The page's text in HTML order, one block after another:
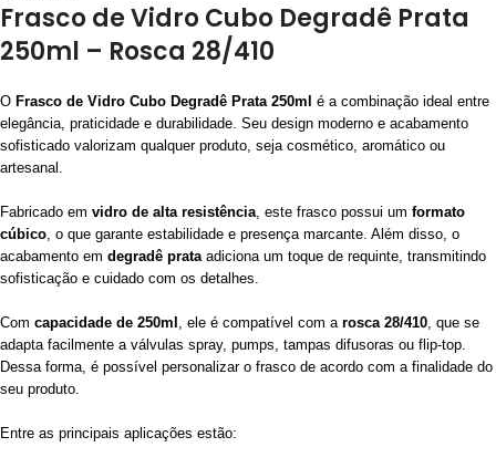
Frasco de Vidro Cubo Degradê Prata
250ml – Rosca 28/410
O Frasco de Vidro Cubo Degradê Prata 250ml é a combinação ideal entre
elegância, praticidade e durabilidade. Seu design moderno e acabamento
sofisticado valorizam qualquer produto, seja cosmético, aromático ou
artesanal.
Fabricado em vidro de alta resistência, este frasco possui um formato
cúbico, o que garante estabilidade e presença marcante. Além disso, o
acabamento em degradê prataadiciona um toque de requinte, transmitindo
sofisticação e cuidado com os detalhes.
Com capacidade de 250ml , ele é compatível com a rosca 28/410, que se
adapta facilmente a válvulas spray, pumps, tampas difusoras ou flip-top.
Dessa forma, é possível personalizar o frasco de acordo com a finalidade do
seu produto.
Entre as principais aplicações estão: